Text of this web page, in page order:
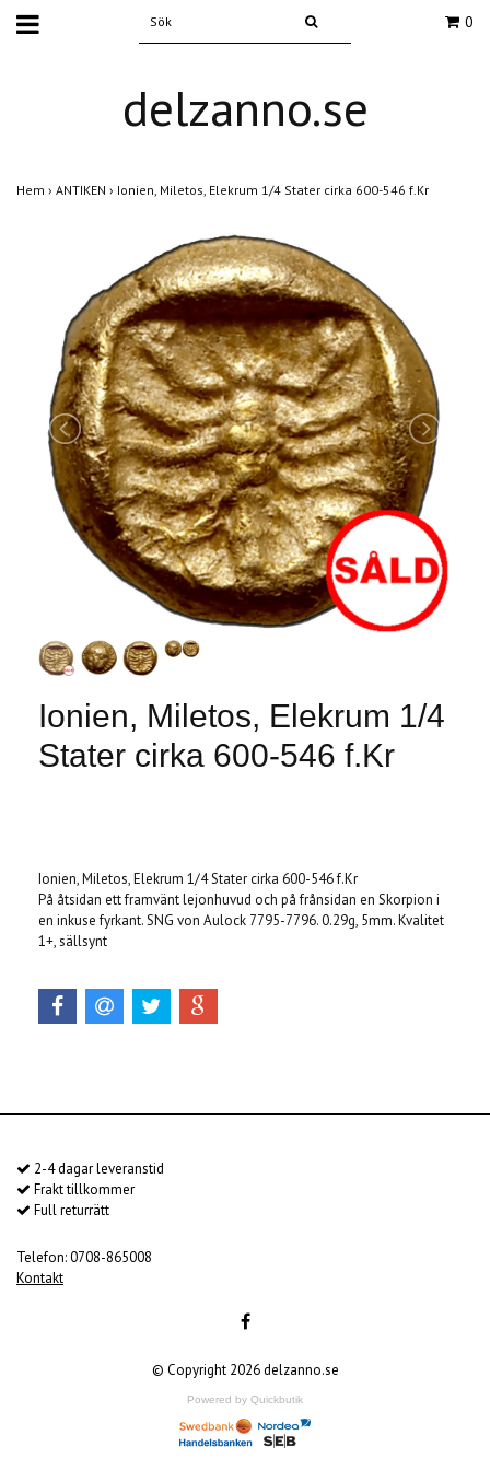
0
delzanno.se
Hem › ANTIKEN › Ionien, Miletos, Elekrum 1/4 Stater cirka 600-546 f.Kr
Ionien, Miletos, Elekrum 1/4
Stater cirka 600-546 f.Kr
Ionien, Miletos, Elekrum 1/4 Stater cirka 600-546 f.Kr
På åtsidan ett framvänt lejonhuvud och på frånsidan en Skorpion i
en inkuse fyrkant. SNG von Aulock 7795-7796. 0.29g, 5mm. Kvalitet
1+, sällsynt
2-4 dagar leveranstid
Frakt tillkommer
Full returrätt
Telefon: 0708-865008
Kontakt
© Copyright 2026 delzanno.se
Powered by Quickbutik